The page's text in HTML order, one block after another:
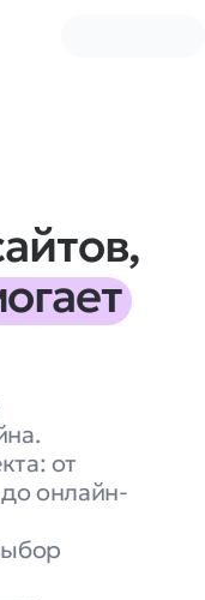
от
онлайн-